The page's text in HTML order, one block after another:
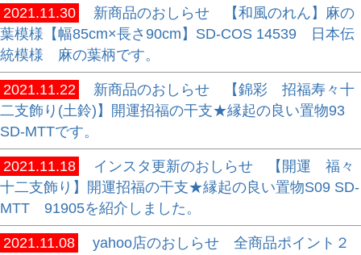
2021.11.30
新商品のおしらせ 【和風のれん】麻の
葉模様【幅85cm×長さ90cm】SD-COS 14539 日本伝
統模様 麻の葉柄です。
2021.11.22
新商品のおしらせ 【錦彩 招福寿々十
二支飾り(土鈴)】開運招福の干支★縁起の良い置物93
SD-MTTです。
2021.11.18
インスタ更新のおしらせ 【開運 福々
十二支飾り】開運招福の干支★縁起の良い置物S09 SD-
MTT 91905を紹介しました。
2021.11.08
yahoo店のおしらせ 全商品ポイント２